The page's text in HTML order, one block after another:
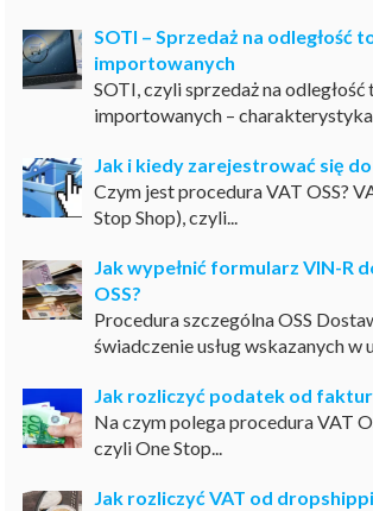
SOTI – Sprzedaż na odległość
importowanych
SOTI, czyli sprzedaż na
importowanych – charakterystyka
Jak i kiedy zarejestrować się do
Czym jest procedura VAT OSS?
Stop Shop), czyli...
Jak wypełnić formularz VIN-R
OSS?
Procedura szczególna OSS
świadczenie usług wskazanych w
Jak rozliczyć podatek od
Na czym polega procedura VAT
czyli One Stop...
Jak rozliczyć VAT od